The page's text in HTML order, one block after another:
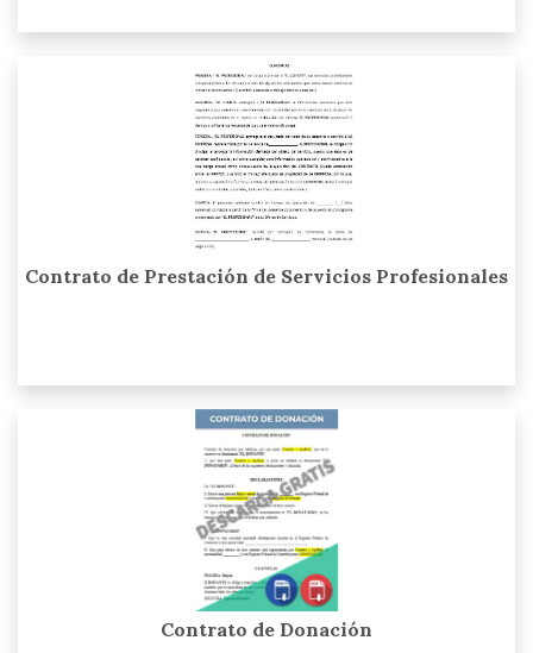
Contrato de Prestación de Servicios Profesionales
Contrato de Donación